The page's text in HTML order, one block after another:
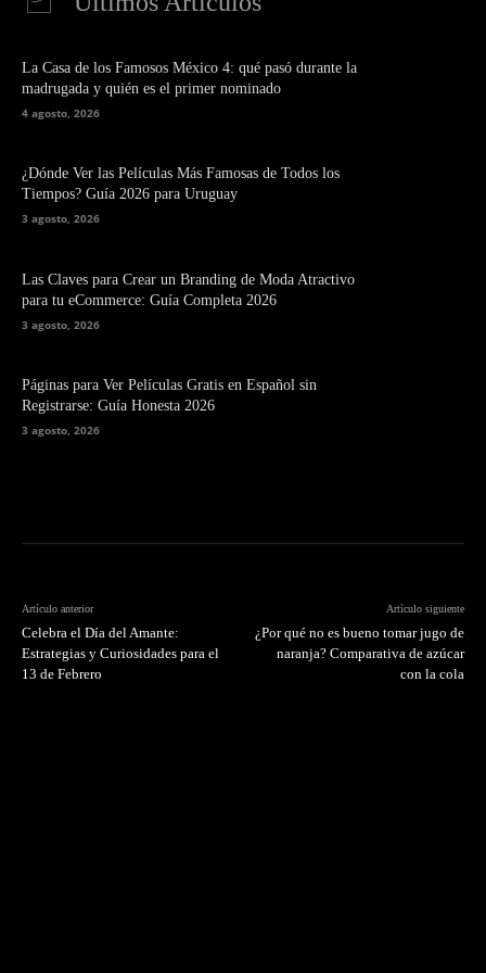
La Casa de los Famosos México 4: qué pasó durante la
madrugada y quién es el primer nominado
4 agosto, 2026
¿Dónde Ver las Películas Más Famosas de Todos los
Tiempos? Guía 2026 para Uruguay
3 agosto, 2026
Las Claves para Crear un Branding de Moda Atractivo
para tu eCommerce: Guía Completa 2026
3 agosto, 2026
Páginas para Ver Películas Gratis en Español sin
Registrarse: Guía Honesta 2026
3 agosto, 2026
Artículo anterior
Celebra el Día del Amante:
Estrategias y Curiosidades para el
13 de Febrero
Artículo siguiente
¿Por qué no es bueno tomar jugo de
naranja? Comparativa de azúcar
con la cola